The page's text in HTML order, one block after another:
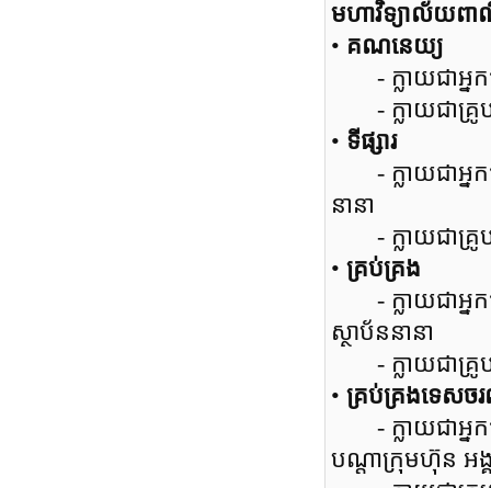
មហាវិទ្យាល័យពា
• គណនេយ្យ
- ក្លាយជាអ្នក
- ក្លាយជាគ្រូប
• ទីផ្សារ
- ក្លាយជាអ្នក
នានា
- ក្លាយជាគ្រូបង្
• គ្រប់គ្រង
- ក្លាយជាអ្នក
ស្ថាប័ននានា
- ក្លាយជាគ្រូបង្
• គ្រប់គ្រងទេសច
- ក្លាយជាអ្នក
បណ្តាក្រុមហ៊ុន អង្